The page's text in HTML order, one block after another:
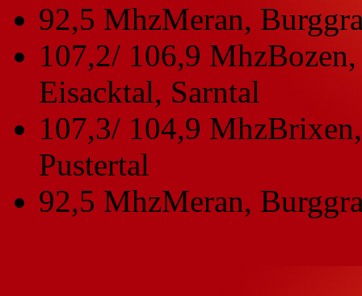
92,5 MhzMeran,
107,2/ 106,9 Mhz
Eisacktal, Sarntal
107,3/ 104,9 Mhz
Pustertal
92,5 MhzMeran,